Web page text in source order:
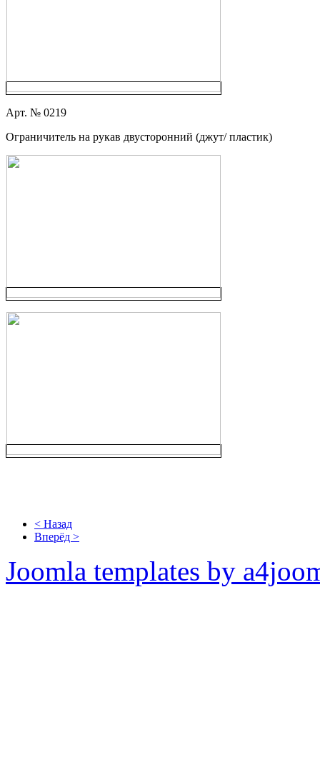
Арт. № 0219
Ограничитель на рукав двусторонний (джут/ пластик)
< Назад
Вперёд >
Joomla templates by